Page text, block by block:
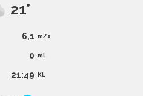
21°
6,1 m/s
0 ml.
21:49 Kl.